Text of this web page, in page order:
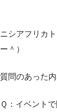
ニシアフリカ
ー＾）
質問のあった
Ｑ：イベント